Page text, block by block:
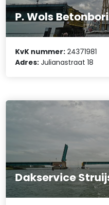
P. Wols
KvK nummer: 24371981
Adres: Julianastraat 18
Dakservice